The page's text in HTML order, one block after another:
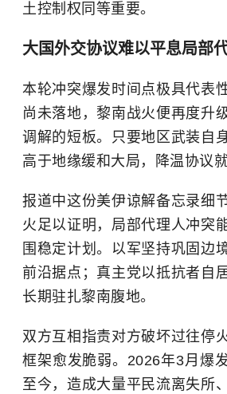
土控制权同等重要。
大国外交协议难以平息局部
本轮冲突爆发时间点极具代表
尚未落地，黎南战火便再度升
调解的短板。只要地区武装自
高于地缘缓和大局，降温协议
报道中这份美伊谅解备忘录细
火足以证明，局部代理人冲突
围稳定计划。以军坚持巩固边
前沿据点；真主党以抵抗者自
长期驻扎黎南腹地。
双方互相指责对方破坏过往停
框架愈发脆弱。2026年3月爆
至今，造成大量平民流离失所